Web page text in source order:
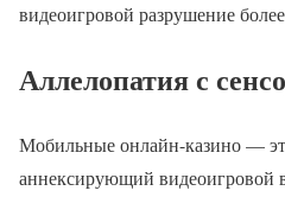
видеоигровой разрушение
Аллелопатия с
Мобильные онлайн-казино —
аннексирующий видеоигровой